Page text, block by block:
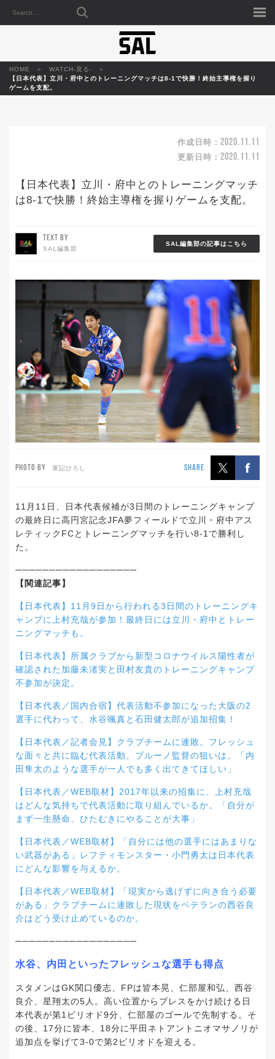
HOME
WATCH-見る-
【日本代表】立川・府中とのトレーニングマッチは8-1で快勝！終始主導権を握り
ゲームを支配。
作成日時： 2020.11.11
更新日時： 2020.11.11
【日本代表】立川・府中とのトレーニングマッチ
は8-1で快勝！終始主導権を握りゲームを支配。
TEXT BY
SAL編集部
SAL編集部の記事はこちら
PHOTO BY 軍記ひろし SHARE
11月11日、日本代表候補が3日間のトレーニングキャンプ
の最終日に高円宮記念JFA夢フィールドで立川・府中アス
レティックFCとトレーニングマッチを行い8-1で勝利し
た。
──────────────────
【関連記事】
【日本代表】11月9日から行われる3日間のトレーニングキ
ャンプに上村充哉が参加！最終日には立川・府中とトレー
ニングマッチも。
【日本代表】所属クラブから新型コロナウイルス陽性者が
確認された加藤未渚実と田村友貴のトレーニングキャンプ
不参加が決定。
【日本代表／国内合宿】代表活動不参加になった大阪の2
選手に代わって、水谷颯真と石田健太郎が追加招集！
【日本代表／記者会見】クラブチームに連敗。フレッシュ
な面々と共に臨む代表活動。ブルーノ監督の狙いは。「内
田隼太のような選手が一人でも多く出てきてほしい」
【日本代表／WEB取材】2017年以来の招集に、上村充哉
はどんな気持ちで代表活動に取り組んでいるか。「自分が
まず一生懸命、ひたむきにやることが大事」
【日本代表／WEB取材】「自分には他の選手にはあまりな
い武器がある」レフティモンスター・小門勇太は日本代表
にどんな影響を与えるか。
【日本代表／WEB取材】「現実から逃げずに向き合う必要
がある」クラブチームに連敗した現状をベテランの西谷良
介はどう受け止めているのか。
──────────────────
水谷、内田といったフレッシュな選手も得点
スタメンはGK関口優志、FPは皆本晃、仁部屋和弘、西谷
良介、星翔太の5人。高い位置からプレスをかけ続ける日
本代表が第1ピリオド9分、仁部屋のゴールで先制する。そ
の後、17分に皆本、18分に平田ネトアントニオマサノリが
追加点を挙げて3-0で第2ピリオドを迎える。